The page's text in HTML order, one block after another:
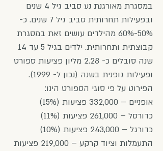
במסגרת מאורגנת נע סביב גיל 4 שנים
ובפעילות תחרותית סביב גיל 7 שנים. כ-
50%-60% מהילדים עושים זאת במסגרת
קבוצתית ותחרותית. ילדים בגיל 5 עד 14
שנה סובלים כ- 2.28 מליון פציעות ספורט
ופעילות גופנית בשנה (נכון ל- 1999).
הפירוט על פי סוגי הספורט הינו:
אופניים – 332,000 פציעות (15%)
כדורסל – 261,000 פציעות (11%)
כדורגל – 243,000 פציעות (10%)
התעמלות וציוד קרקע – 219,000 פציעות